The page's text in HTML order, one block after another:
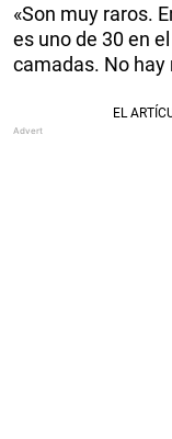
«Son muy raros.
es uno de 30 en
camadas. No hay